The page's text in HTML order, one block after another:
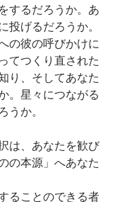
するだろうか。あ
投げるだろうか。
の彼の呼びかけに
てつくり直された
り、そしてあなた
。星々につながる
うか。
は、あなたを歓び
の本源」へあなた
ることのできる者